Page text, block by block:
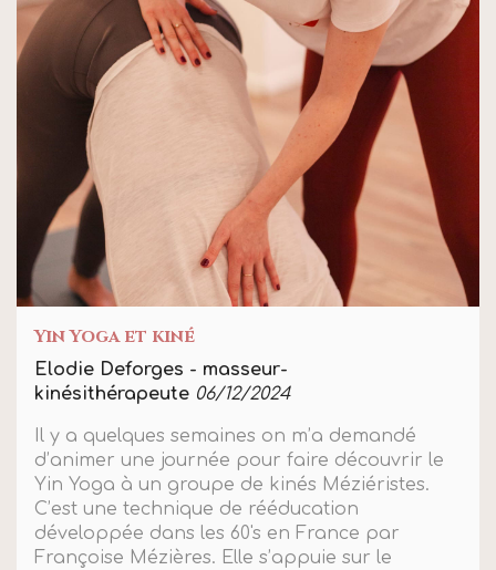
Yin Yoga et kiné
Elodie Deforges - masseur-
kinésithérapeute 06/12/2024
Il y a quelques semaines on m’a demandé
d’animer une journée pour faire découvrir le
Yin Yoga à un groupe de kinés Méziéristes.
C’est une technique de rééducation
développée dans les 60's en France par
Françoise Mézières. Elle s’appuie sur le